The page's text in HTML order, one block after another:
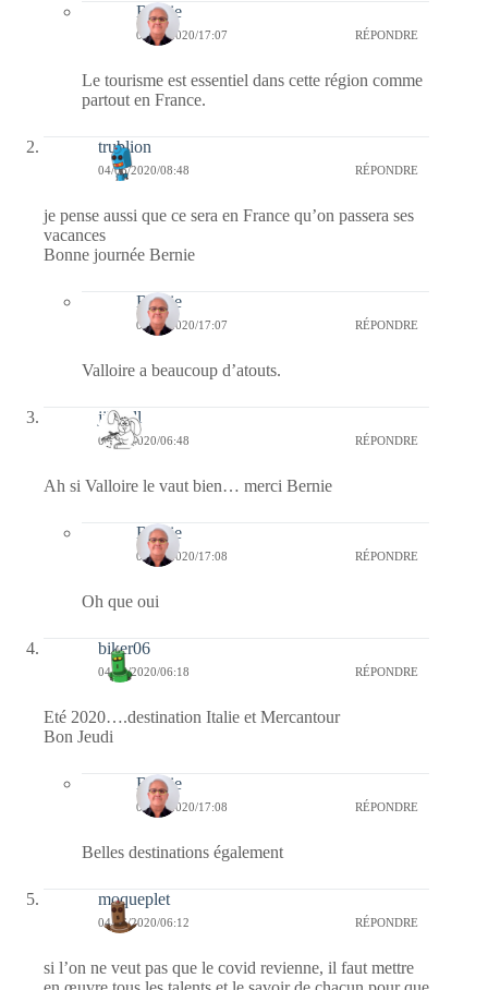
Bernie
04/06/2020/17:07 RÉPONDRE
Le tourisme est essentiel dans cette région comme
partout en France.
trublion
04/06/2020/08:48 RÉPONDRE
je pense aussi que ce sera en France qu’on passera ses
vacances
Bonne journée Bernie
Bernie
04/06/2020/17:07 RÉPONDRE
Valloire a beaucoup d’atouts.
jill bill
04/06/2020/06:48 RÉPONDRE
Ah si Valloire le vaut bien… merci Bernie
Bernie
04/06/2020/17:08 RÉPONDRE
Oh que oui
biker06
04/06/2020/06:18 RÉPONDRE
Eté 2020….destination Italie et Mercantour
Bon Jeudi
Bernie
04/06/2020/17:08 RÉPONDRE
Belles destinations également
moqueplet
04/06/2020/06:12 RÉPONDRE
si l’on ne veut pas que le covid revienne, il faut mettre